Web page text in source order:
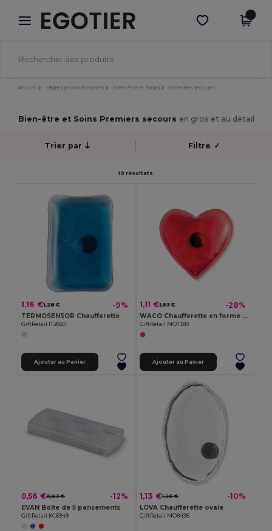
× Appli Egotier
Meilleurs prix sur l’app !
Obtenir l'appli
Accueil Objets promotionnels Bien-être et Soins Premiers secours
Bien-être et Soins Premiers secours en gros et au détail
Trier par Filtre ✓
19 résultats.
1,16 €1,28 € -9%
TERMOSENSOR Chaufferette
GiftRetail IT2660
Ajouter au Panier
1,11 €1,53 € -28%
WACO Chaufferette en forme de cœur
GiftRetail MO7380
Ajouter au Panier
0,56 €0,63 € -12%
EVAN Boîte de 5 pansements
GiftRetail KC6949
1,13 €1,26 € -10%
LOVA Chaufferette ovale
GiftRetail MO8496